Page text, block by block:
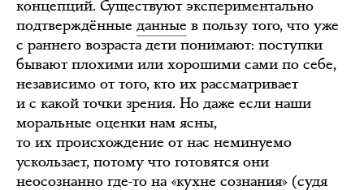
концепций. Существуют экспериментально
подтверждённые данные в пользу того, что уже
с раннего возраста дети понимают: поступки
бывают плохими или хорошими сами по себе,
независимо от того, кто их рассматривает
и с какой точки зрения. Но даже если наши
моральные оценки нам ясны,
то их происхождение от нас неминуемо
ускользает, потому что готовятся они
неосознанно где-то на «кухне сознания» (судя